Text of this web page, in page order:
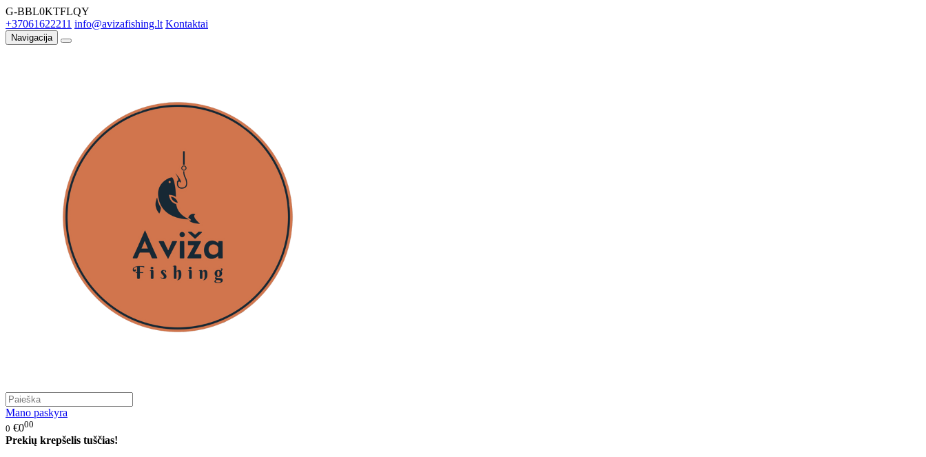
G-BBL0KTFLQY
+37061622211 info@avizafishing.lt Kontaktai
Navigacija
Mano paskyra
0 €000
Prekių krepšelis tuščias!